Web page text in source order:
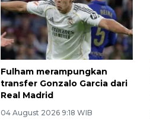
Fulham merampungkan
transfer Gonzalo Garcia dari
Real Madrid
04 August 2026 9:18 WIB